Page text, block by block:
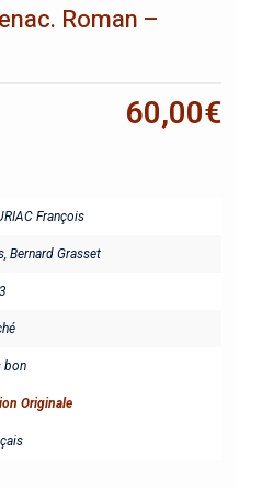
Roman –
60,00€
François
Bernard Grasset
bon
Originale